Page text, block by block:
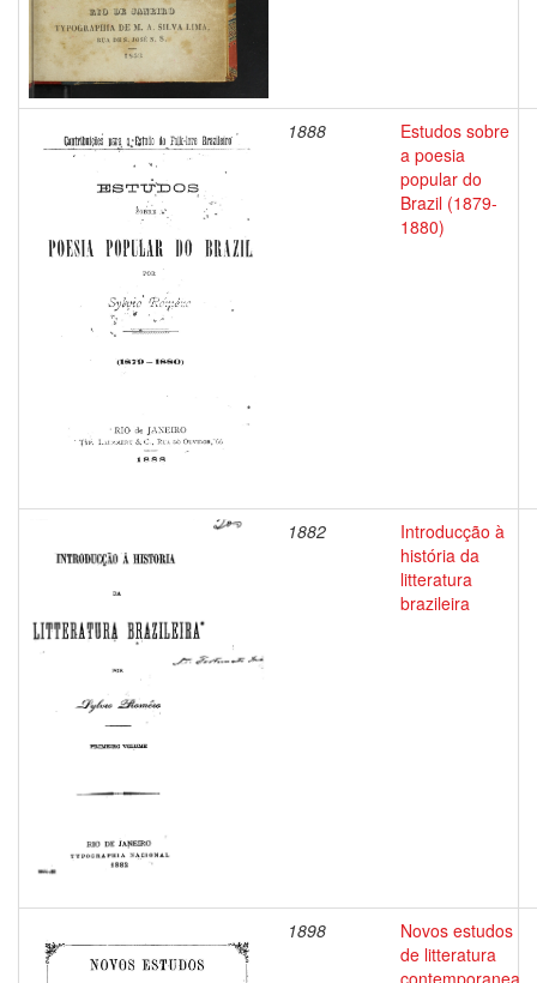
1888
Estudos sobre
a poesia
popular do
Brazil (1879-
1880)
1882
Introducção à
história da
litteratura
brazileira
1898
Novos estudos
de litteratura
contemporanea